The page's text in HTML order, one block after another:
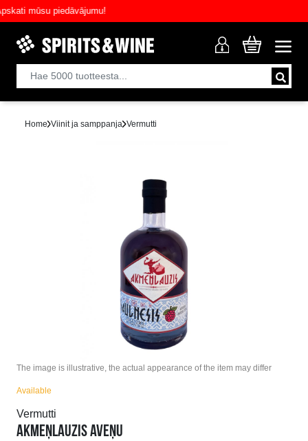
mūsu piedāvājumu!
Home Viinit ja samppanja Vermutti
The image is illustrative, the actual appearance of the item may differ
Available
Vermutti
AKMEŅLAUZIS AVEŅU